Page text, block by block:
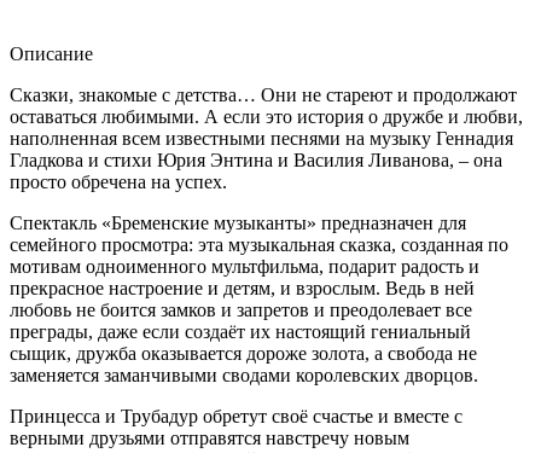
Описание
Сказки, знакомые с детства… Они не стареют и продолжают
оставаться любимыми. А если это история о дружбе и любви,
наполненная всем известными песнями на музыку Геннадия
Гладкова и стихи Юрия Энтина и Василия Ливанова, – она
просто обречена на успех.
Спектакль «Бременские музыканты» предназначен для
семейного просмотра: эта музыкальная сказка, созданная по
мотивам одноименного мультфильма, подарит радость и
прекрасное настроение и детям, и взрослым. Ведь в ней
любовь не боится замков и запретов и преодолевает все
преграды, даже если создаёт их настоящий гениальный
сыщик, дружба оказывается дороже золота, а свобода не
заменяется заманчивыми сводами королевских дворцов.
Принцесса и Трубадур обретут своё счастье и вместе с
верными друзьями отправятся навстречу новым